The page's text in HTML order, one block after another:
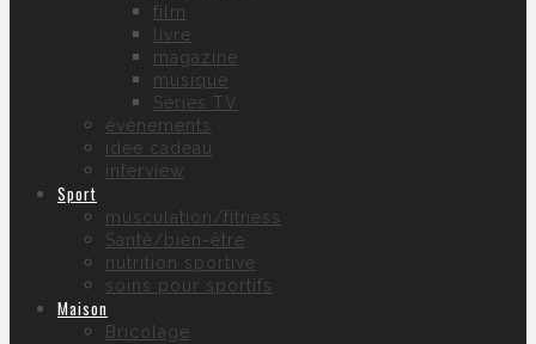
film
livre
magazine
musique
Séries TV
évènements
idée cadeau
interview
Sport
musculation/fitness
Santé/bien-être
nutrition sportive
soins pour sportifs
Maison
Bricolage